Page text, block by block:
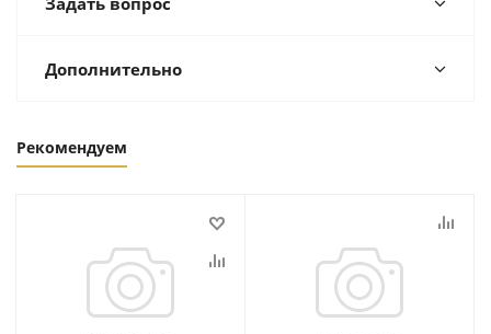
Дополнительно
Рекомендуем